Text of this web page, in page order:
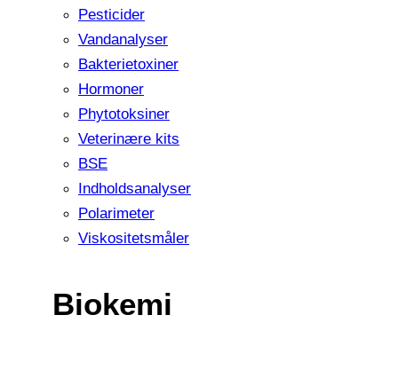
Pesticider
Vandanalyser
Bakterietoxiner
Hormoner
Phytotoksiner
Veterinære kits
BSE
Indholdsanalyser
Polarimeter
Viskositetsmåler
Biokemi